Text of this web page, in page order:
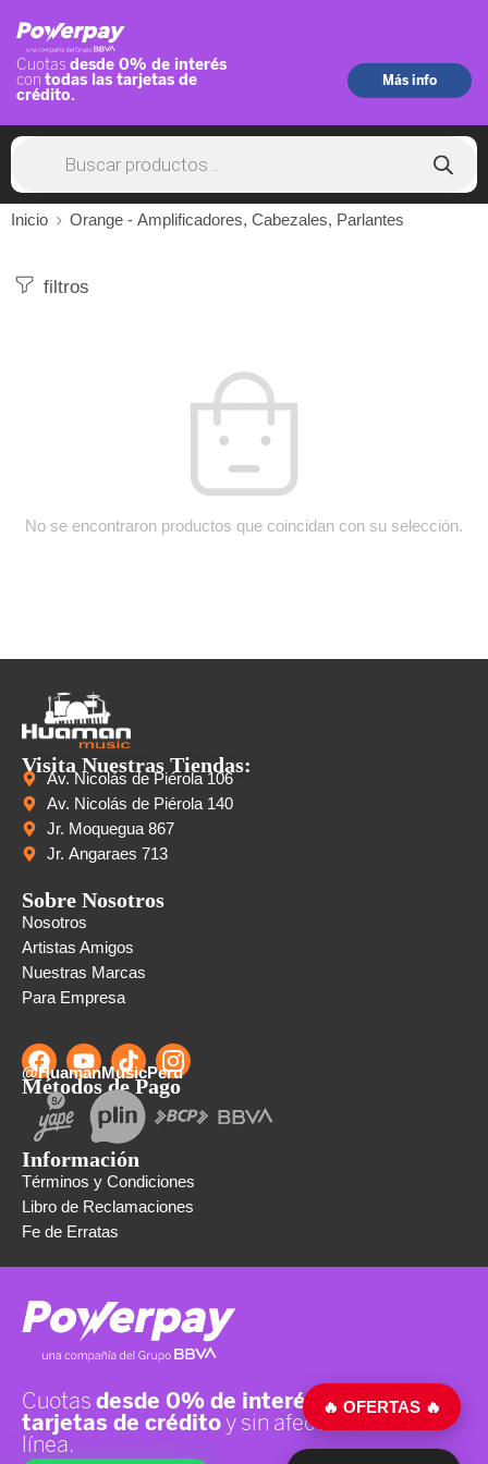
Inicio Orange - Amplificadores, Cabezales, Parlantes
filtros
No se encontraron productos que coincidan con su selección.
Visita Nuestras Tiendas:
Av. Nicolás de Piérola 106
Av. Nicolás de Piérola 140
Jr. Moquegua 867
Jr. Angaraes 713
Sobre Nosotros
Nosotros
Artistas Amigos
Nuestras Marcas
Para Empresa
@HuamanMusicPeru
Métodos de Pago
Información
Términos y Condiciones
Libro de Reclamaciones
Fe de Erratas
🔥 OFERTAS 🔥